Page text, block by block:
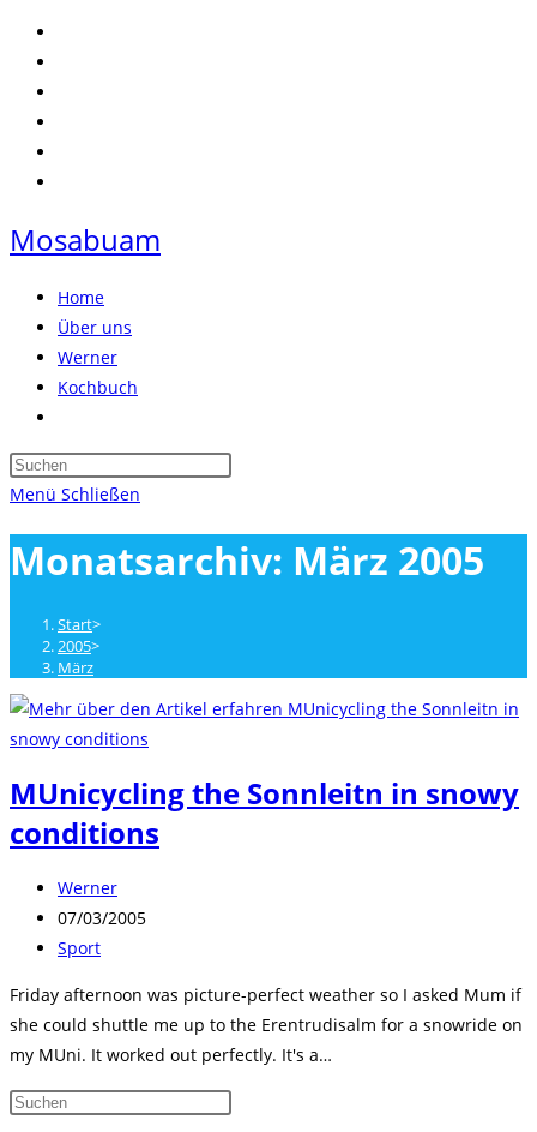
Zum
Inhalt
springen
Mosabuam
Home
Über uns
Werner
Kochbuch
umschalten
Press
close
the
Menü Schließen
Monatsarchiv: März 2005
Start>
2005>
März
MUnicycling the Sonnleitn in snowy
conditions
Beitrags-
Autor:
Werner
Beitrag
veröffentlicht:
07/03/2005
Beitrags-
Sport
Friday afternoon was picture-perfect weather so I asked Mum if
she could shuttle me up to the Erentrudisalm for a snowride on
my MUni. It worked out perfectly. It's a…
Press